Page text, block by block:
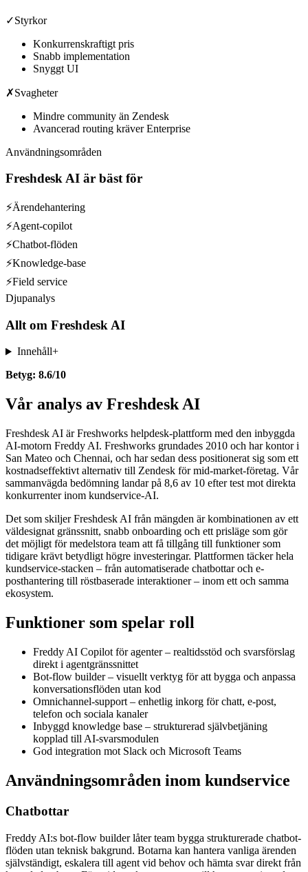
✓Styrkor
Konkurrenskraftigt pris
Snabb implementation
Snyggt UI
✗Svagheter
Mindre community än Zendesk
Avancerad routing kräver Enterprise
Användningsområden
Freshdesk AI är bäst för
⚡Ärendehantering
⚡Agent-copilot
⚡Chatbot-flöden
⚡Knowledge-base
⚡Field service
Djupanalys
Allt om Freshdesk AI
Innehåll+
Betyg: 8.6/10
Vår analys av Freshdesk AI
Freshdesk AI är Freshworks helpdesk-plattform med den inbyggda
AI-motorn Freddy AI. Freshworks grundades 2010 och har kontor i
San Mateo och Chennai, och har sedan dess positionerat sig som ett
kostnadseffektivt alternativ till Zendesk för mid-market-företag. Vår
sammanvägda bedömning landar på 8,6 av 10 efter test mot direkta
konkurrenter inom kundservice-AI.
Det som skiljer Freshdesk AI från mängden är kombinationen av ett
väldesignat gränssnitt, snabb onboarding och ett prisläge som gör
det möjligt för medelstora team att få tillgång till funktioner som
tidigare krävt betydligt högre investeringar. Plattformen täcker hela
kundservice-stacken – från automatiserade chatbottar och e-
posthantering till röstbaserade interaktioner – inom ett och samma
ekosystem.
Funktioner som spelar roll
Freddy AI Copilot för agenter – realtidsstöd och svarsförslag
direkt i agentgränssnittet
Bot-flow builder – visuellt verktyg för att bygga och anpassa
konversationsflöden utan kod
Omnichannel-support – enhetlig inkorg för chatt, e-post,
telefon och sociala kanaler
Inbyggd knowledge base – strukturerad självbetjäning
kopplad till AI-svarsmodulen
God integration mot Slack och Microsoft Teams
Användningsområden inom kundservice
Chatbottar
Freddy AI:s bot-flow builder låter team bygga strukturerade chatbot-
flöden utan teknisk bakgrund. Botarna kan hantera vanliga ärenden
självständigt, eskalera till agent vid behov och hämta svar direkt från